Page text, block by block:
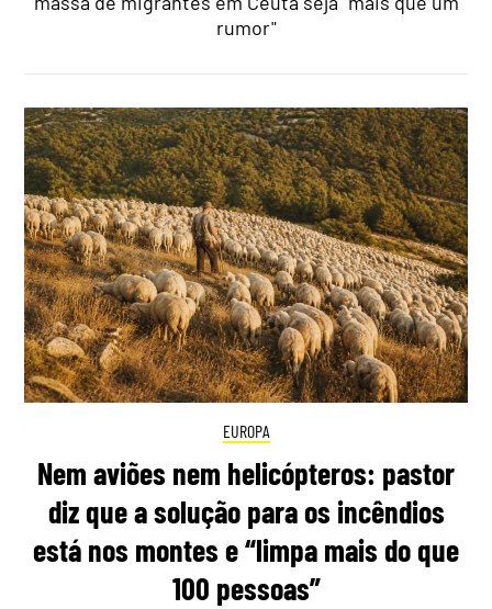
rumor"
EUROPA
Nem aviões nem helicópteros: pastor
diz que a solução para os incêndios
está nos montes e “limpa mais do que
100 pessoas”